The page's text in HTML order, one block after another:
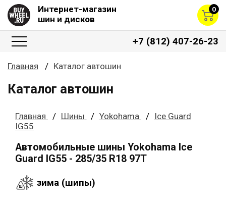
Интернет-магазин
шин и дисков
0
+7 (812) 407-26-23
Главная Каталог автошин
Каталог автошин
Главная Шины Yokohama
Ice Guard
IG55
Автомобильные шины Yokohama Ice
Guard IG55 - 285/35 R18 97T
зима (шипы)